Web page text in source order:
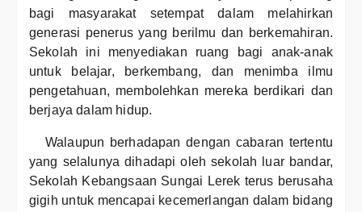
bagi masyarakat setempat dalam melahirkan
generasi penerus yang berilmu dan berkemahiran.
Sekolah ini menyediakan ruang bagi anak-anak
untuk belajar, berkembang, dan menimba ilmu
pengetahuan, membolehkan mereka berdikari dan
berjaya dalam hidup.
Walaupun berhadapan dengan cabaran tertentu
yang selalunya dihadapi oleh sekolah luar bandar,
Sekolah Kebangsaan Sungai Lerek terus berusaha
gigih untuk mencapai kecemerlangan dalam bidang